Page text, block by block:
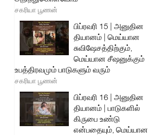
சகரியா பூணன்
பிப்ரவரி 15 | அனுதின
தியானம் | மெய்யான
சுவிஷேசத்திற்கும்,
மெய்யான சீஷனுக்கும்
உபத்திரவமும் பாடுகளும் வரும்
சகரியா பூணன்
பிப்ரவரி 16 | அனுதின
தியானம் | பாடுகளில்
கிருபை உண்டு
என்பதையும், மெய்யான